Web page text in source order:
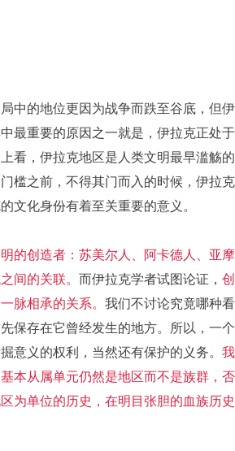
中的地位更因为战争而跌至谷底，但
最重要的原因之一就是，伊拉克正处于
看，伊拉克地区是人类文明最早滥觞
槛之前，不得其门而入的时候，伊拉
文化身份有着至关重要的意义。
的创造者：苏美尔人、阿卡德人、亚
间的关联。 而伊拉克学者试图论证，
脉相承的关系。 我们不讨论究竟哪种
保存在它曾经发生的地方。所以，一
意义的权利，当然还有保护的义务。
本从属单元仍然是地区而不是族群，
为单位的历史，在明目张胆的血族历